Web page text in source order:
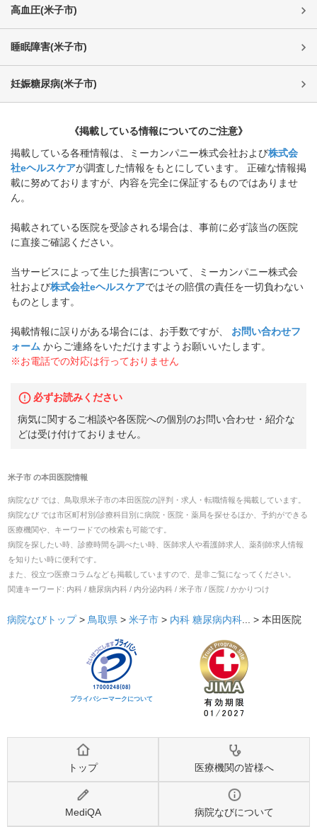
高血圧(米子市)
睡眠障害(米子市)
妊娠糖尿病(米子市)
《掲載している情報についてのご注意》
掲載している各種情報は、ミーカンパニー株式会社および株式会
社eヘルスケアが調査した情報をもとにしています。 正確な情報掲
載に努めておりますが、内容を完全に保証するものではありませ
ん。
掲載されている医院を受診される場合は、事前に必ず該当の医院
に直接ご確認ください。
当サービスによって生じた損害について、ミーカンパニー株式会
社および株式会社eヘルスケアではその賠償の責任を一切負わない
ものとします。
掲載情報に誤りがある場合には、お手数ですが、
お問い合わせフ
ォーム からご連絡をいただけますようお願いいたします。
※お電話での対応は行っておりません
必ずお読みください
病気に関するご相談や各医院への個別のお問い合わせ・紹介な
どは受け付けておりません。
米子市の本田医院情報
病院なび では、 鳥取県米子市の本田医院の評判・求人・転職情報を掲載しています。
病院なび では市区町村別/診療科目別に病院・医院・薬局を探せるほか、予約ができる
医療機関や、キーワードでの検索も可能です。
病院を探したい時、診療時間を調べたい時、医師求人や看護師求人、薬剤師求人情報
を知りたい時に便利です。
また、役立つ医療コラムなども掲載していますので、是非ご覧になってください。
関連キーワード: 内科 / 糖尿病内科 / 内分泌内科 / 米子市 / 医院 / かかりつけ
病院なびトップ> 鳥取県 > 米子市 > 内科 糖尿病内科 ... > 本田医院
プライバシーマークについて
トップ 医療機関の皆様へ
MediQA 病院なびについて